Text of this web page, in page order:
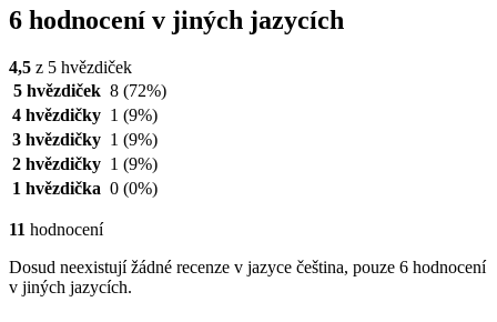
6 hodnocení v jiných jazycích
4,5 z 5 hvězdiček
5 hvězdiček 8 (72%)
4 hvězdičky 1 (9%)
3 hvězdičky 1 (9%)
2 hvězdičky 1 (9%)
1 hvězdička 0 (0%)
11 hodnocení
Dosud neexistují žádné recenze v jazyce čeština, pouze 6 hodnocení
v jiných jazycích.